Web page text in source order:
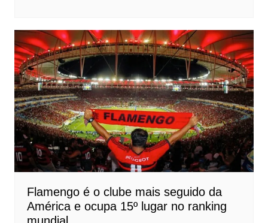
Flamengo é o clube mais seguido da
América e ocupa 15º lugar no ranking